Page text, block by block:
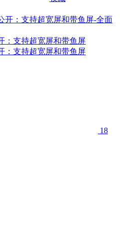
：支持超宽屏和带鱼屏
：支持超宽屏和带鱼屏
18